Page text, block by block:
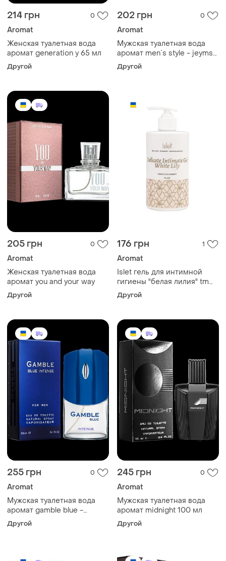
214 грн 0
Aromat
Женская туалетная вода
аромат generation y 65 мл
Другой
202 грн 0
Aromat
Мужская туалетная вода
аромат men`s style - jeyms
bond 100 мл
Другой
205 грн 0
Aromat
Женская туалетная вода
аромат you and your way
Другой
176 грн 1
Aromat
Islet гель для интимной
гигиены "белая лилия" tm
aromat
Другой
255 грн 0
Aromat
Мужская туалетная вода
аромат gamble blue -
intense
Другой
245 грн 0
Aromat
Мужская туалетная вода
аромат midnight 100 мл
Другой